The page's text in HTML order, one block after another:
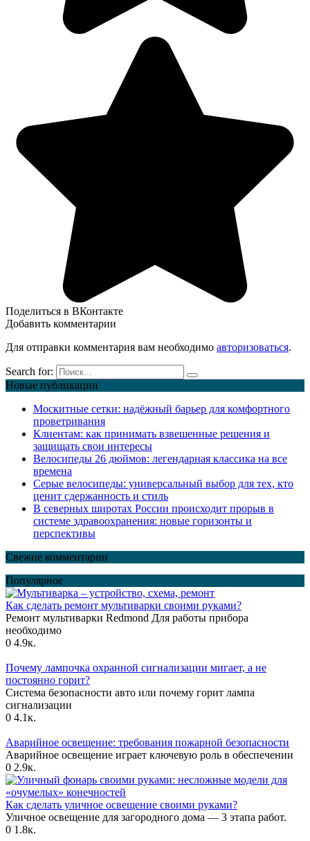
Поделиться в ВКонтакте
Добавить комментарии
Для отправки комментария вам необходимо авторизоваться.
Search for:
Новые публикации
Москитные сетки: надёжный барьер для комфортного
проветривания
Клиентам: как принимать взвешенные решения и
защищать свои интересы
Велосипеды 26 дюймов: легендарная классика на все
времена
Серые велосипеды: универсальный выбор для тех, кто
ценит сдержанность и стиль
В северных широтах России происходит прорыв в
системе здравоохранения: новые горизонты и
перспективы
Свежие комментарии
Популярное
Как сделать ремонт мультиварки своими руками?
Ремонт мультиварки Redmond Для работы прибора
необходимо
0 4.9к.
Почему лампочка охранной сигнализации мигает, а не
постоянно горит?
Система безопасности авто или почему горит лампа
сигнализации
0 4.1к.
Аварийное освещение: требования пожарной безопасности
Аварийное освещение играет ключевую роль в обеспечении
0 2.9к.
Как сделать уличное освещение своими руками?
Уличное освещение для загородного дома — 3 этапа работ.
0 1.8к.